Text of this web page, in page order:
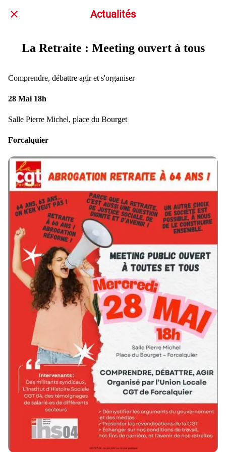
Actualités
La Retraite : Meeting ouvert à tous
Comprendre, débattre agir et s'organiser
28 Mai 18h
Salle Pierre Michel, place du Bourget
Forcalquier